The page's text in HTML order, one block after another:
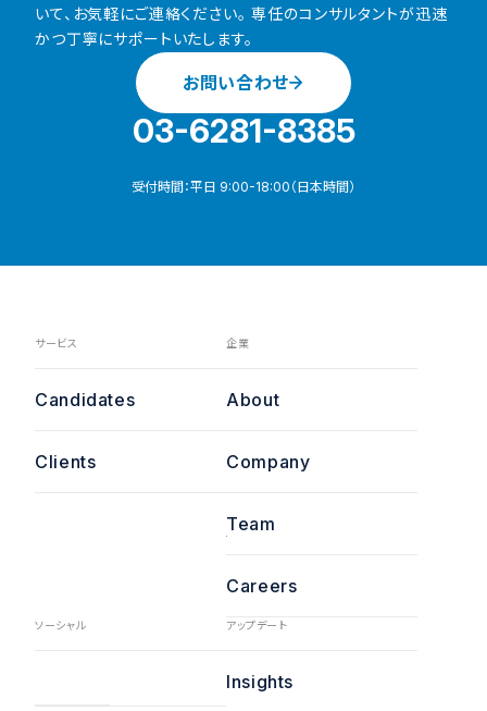
いて、お気軽にご連絡ください。 専任のコンサルタントが迅速
かつ丁寧にサポートいたします。
お問い合わせ
03-6281-8385
受付時間：平日 9:00-18:00（日本時間）
サービス
Candidates
Clients
企業
About
Company
Team
Careers
ソーシャル アップデート
Insights